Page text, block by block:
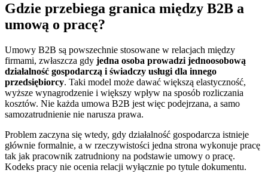
Gdzie przebiega granica między B2B a
umową o pracę?
Umowy B2B są powszechnie stosowane w relacjach między
firmami, zwłaszcza gdy jedna osoba prowadzi jednoosobową
działalność gospodarczą i świadczy usługi dla innego
przedsiębiorcy. Taki model może dawać większą elastyczność,
wyższe wynagrodzenie i większy wpływ na sposób rozliczania
kosztów. Nie każda umowa B2B jest więc podejrzana, a samo
samozatrudnienie nie narusza prawa.
Problem zaczyna się wtedy, gdy działalność gospodarcza istnieje
głównie formalnie, a w rzeczywistości jedna strona wykonuje pracę
tak jak pracownik zatrudniony na podstawie umowy o pracę.
Kodeks pracy nie ocenia relacji wyłącznie po tytule dokumentu.